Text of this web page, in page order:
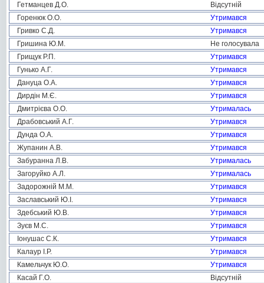
Гетманцев Д.О.
Відсутній
Горенюк О.О.
Утримався
Гривко С.Д.
Утримався
Гришина Ю.М.
Не голосувала
Грищук Р.П.
Утримався
Гунько А.Г.
Утримався
Дануца О.А.
Утримався
Дирдін М.Є.
Утримався
Дмитрієва О.О.
Утрималась
Драбовський А.Г.
Утримався
Дунда О.А.
Утримався
Жупанин А.В.
Утримався
Забуранна Л.В.
Утрималась
Загоруйко А.Л.
Утрималась
Задорожній М.М.
Утримався
Заславський Ю.І.
Утримався
Здебський Ю.В.
Утримався
Зуєв М.С.
Утримався
Іонушас С.К.
Утримався
Калаур І.Р.
Утримався
Камельчук Ю.О.
Утримався
Касай Г.О.
Відсутній